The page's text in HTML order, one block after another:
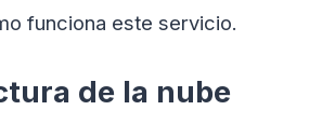
funciona este servicio.
de la nube